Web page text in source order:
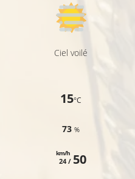
Ciel voilé
15°C
73%
24 /
km/h 50